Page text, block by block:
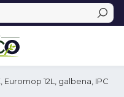
12L, galbena, IPC